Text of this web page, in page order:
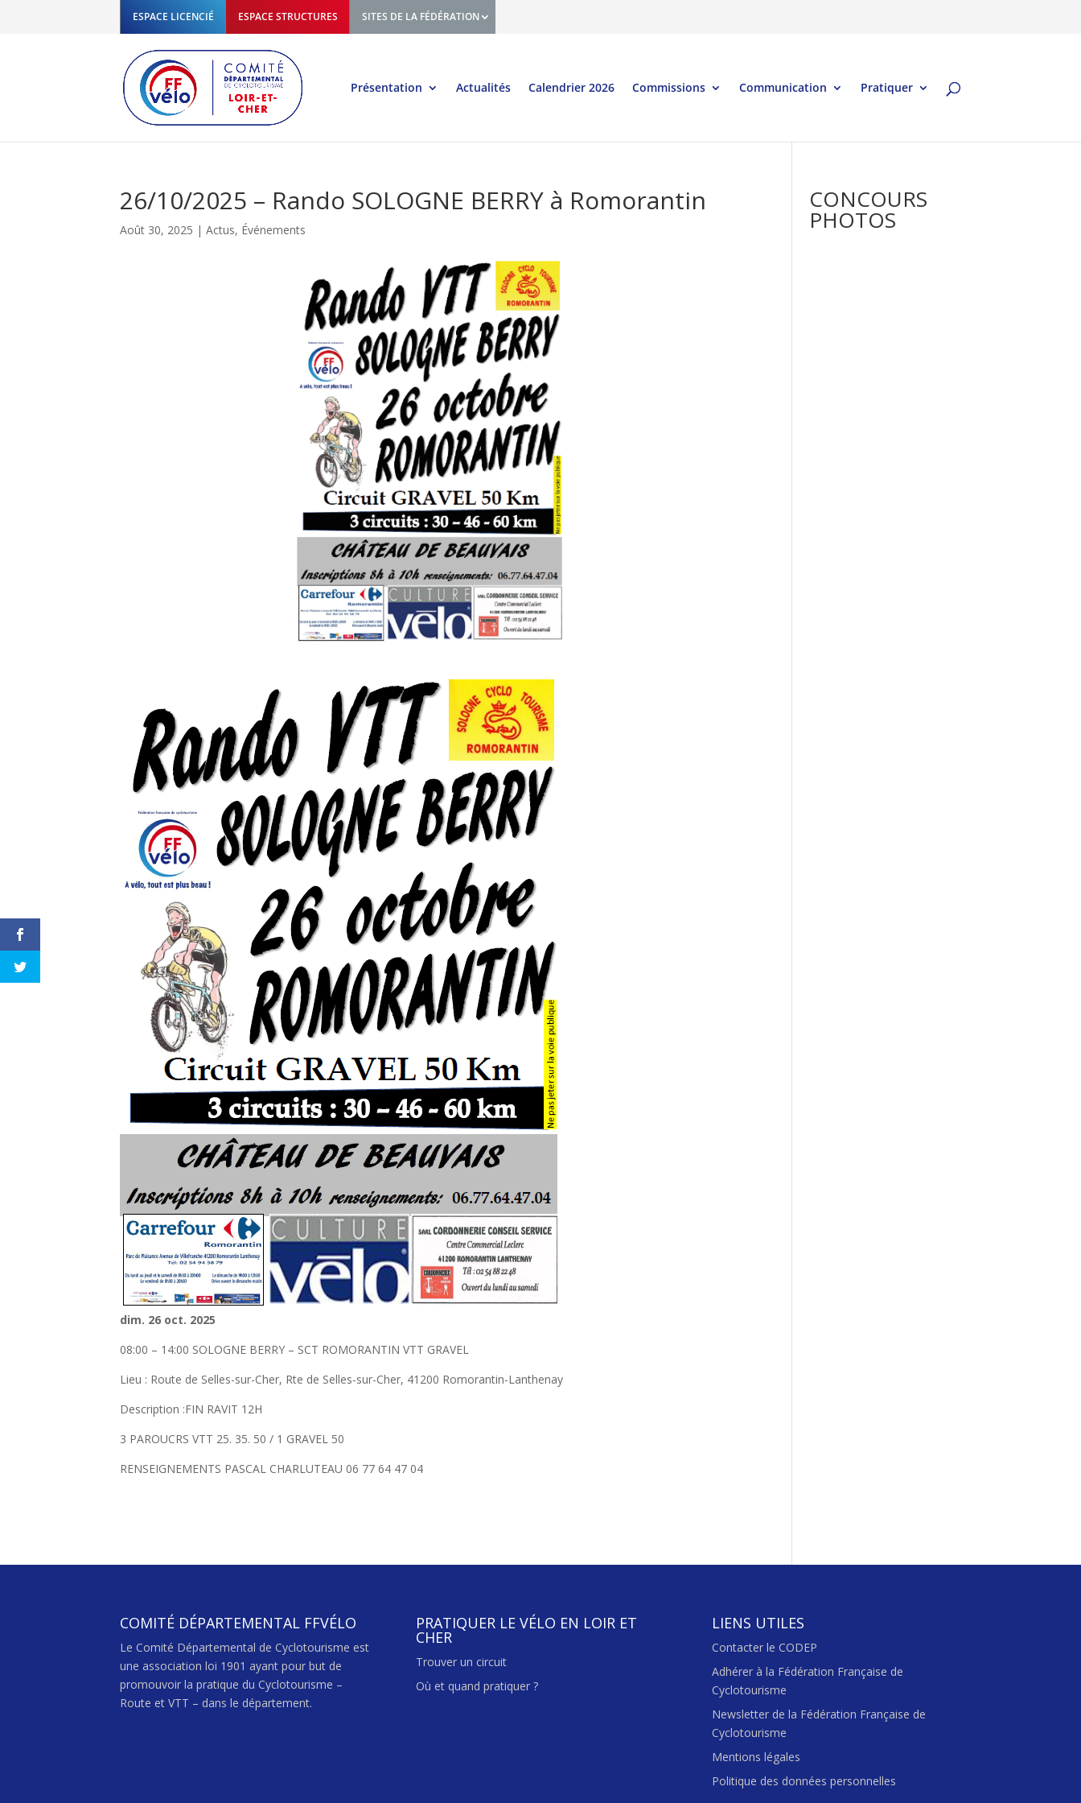
ESPACE LICENCIÉ ESPACE STRUCTURES SITES DE LA FÉDÉRATION
Présentation Actualités Calendrier 2026 Commissions Communication Pratiquer
26/10/2025 – Rando SOLOGNE BERRY à Romorantin
Août 30, 2025 |Actus, Événements
Twitter
dim. 26 oct. 2025
08:00 – 14:00 SOLOGNE BERRY – SCT ROMORANTIN VTT GRAVEL
Lieu : Route de Selles-sur-Cher, Rte de Selles-sur-Cher, 41200 Romorantin-Lanthenay
Description :FIN RAVIT 12H
3 PAROUCRS VTT 25. 35. 50 / 1 GRAVEL 50
RENSEIGNEMENTS PASCAL CHARLUTEAU 06 77 64 47 04
CONCOURS
PHOTOS
COMITÉ DÉPARTEMENTAL FFVÉLO
Le Comité Départemental de Cyclotourisme est
une association loi 1901 ayant pour but de
promouvoir la pratique du Cyclotourisme –
Route et VTT – dans le département.
PRATIQUER LE VÉLO EN LOIR ET
CHER
Trouver un circuit
Où et quand pratiquer ?
LIENS UTILES
Contacter le CODEP
Adhérer à la Fédération Française de
Cyclotourisme
Newsletter de la Fédération Française de
Cyclotourisme
Mentions légales
Politique des données personnelles